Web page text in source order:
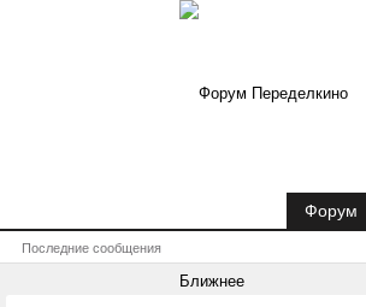
Форум
Последние сообщения